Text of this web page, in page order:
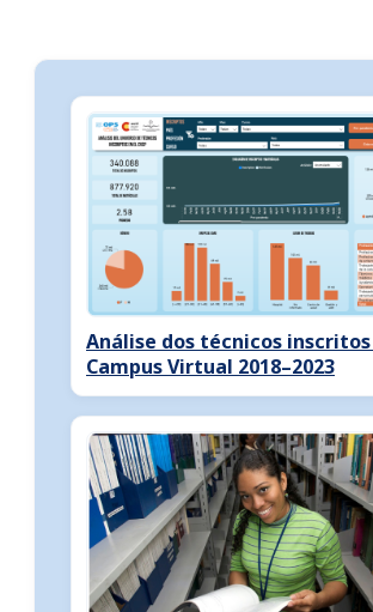
Análise dos técnicos
Campus Virtual 2018–2023